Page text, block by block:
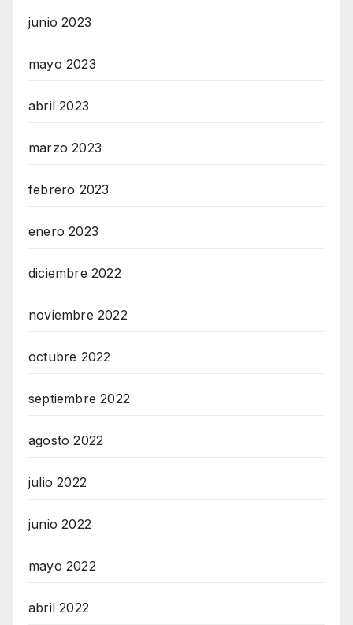
junio 2023
mayo 2023
abril 2023
marzo 2023
febrero 2023
enero 2023
diciembre 2022
noviembre 2022
octubre 2022
septiembre 2022
agosto 2022
julio 2022
junio 2022
mayo 2022
abril 2022